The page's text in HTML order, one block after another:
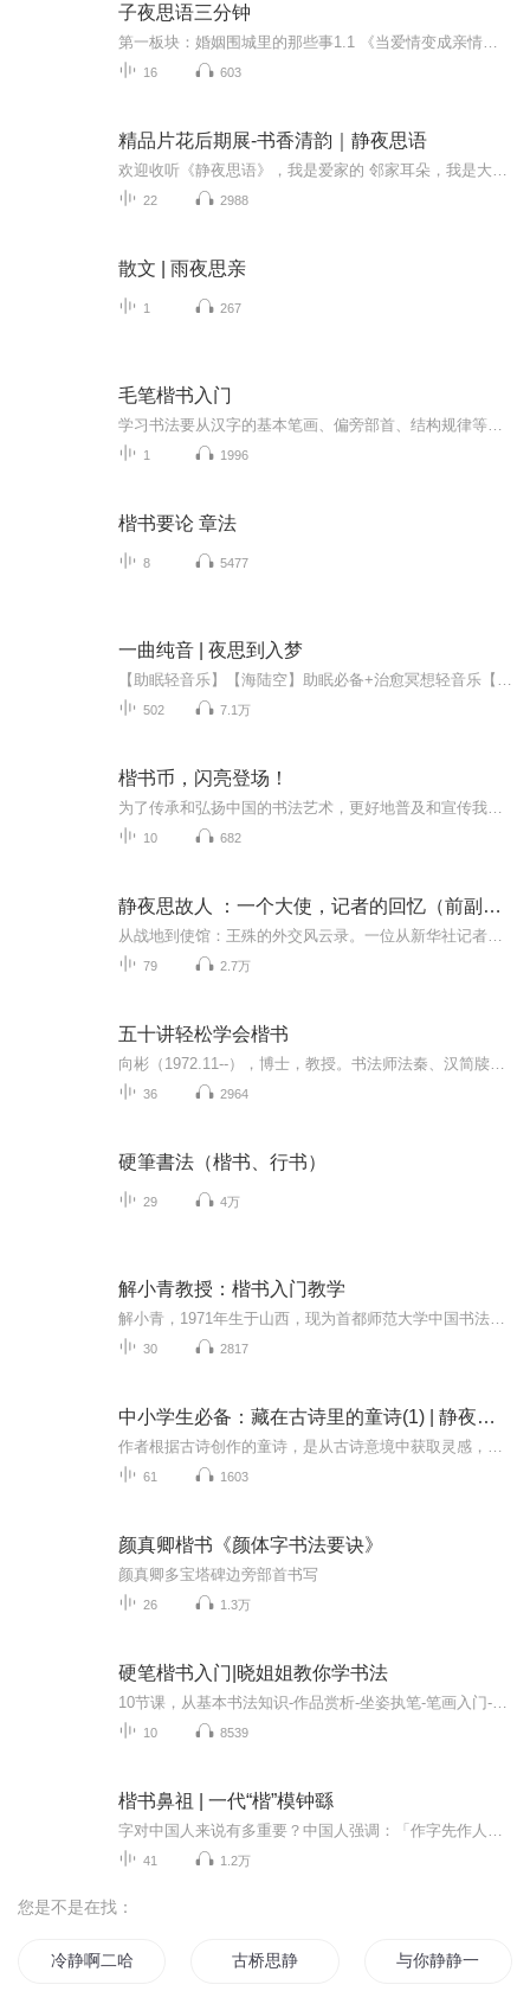
子夜思语三分钟
16 603
精品片花后期展-书香清韵｜静夜思语
22 2988
散文 | 雨夜思亲
1 267
毛笔楷书入门
1 1996
楷书要论 章法
8 5477
一曲纯音 | 夜思到入梦
502 7.1万
楷书币，闪亮登场！
10 682
静夜思故人 ：一个大使，记者的回忆（前副外长王殊）
79 2.7万
五十讲轻松学会楷书
36 2964
硬筆書法（楷书、行书）
29 4万
解小青教授：楷书入门教学
30 2817
中小学生必备：藏在古诗里的童诗(1) | 静夜思 | 小池
61 1603
颜真卿楷书《颜体字书法要诀》
颜真卿多宝塔碑边旁部首书写
26 1.3万
硬笔楷书入门|晓姐姐教你学书法
10 8539
楷书鼻祖 | 一代“楷”模钟繇
41 1.2万
您是不是在找：
冷静啊二哈 古桥思静 与你静静一生